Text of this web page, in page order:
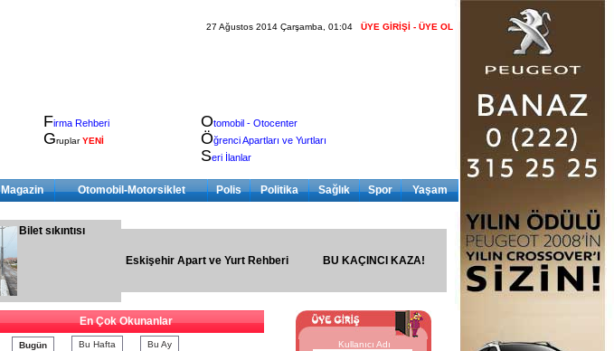
27 Ağustos 2014 Çarşamba, 01:04 ÜYE GİRİŞİ - ÜYE OL
Firma Rehberi
GruplarYENİ
Otomobil - Otocenter
Öğrenci Apartları ve Yurtları
Seri İlanlar
Magazin Otomobil-Motorsiklet Polis Politika Sağlık Spor Yaşam
Bilet sıkıntısı
Eskişehir Apart ve Yurt Rehberi BU KAÇINCI KAZA!
En Çok Okunanlar
Bugün Bu Hafta Bu Ay Kullanıcı Adı